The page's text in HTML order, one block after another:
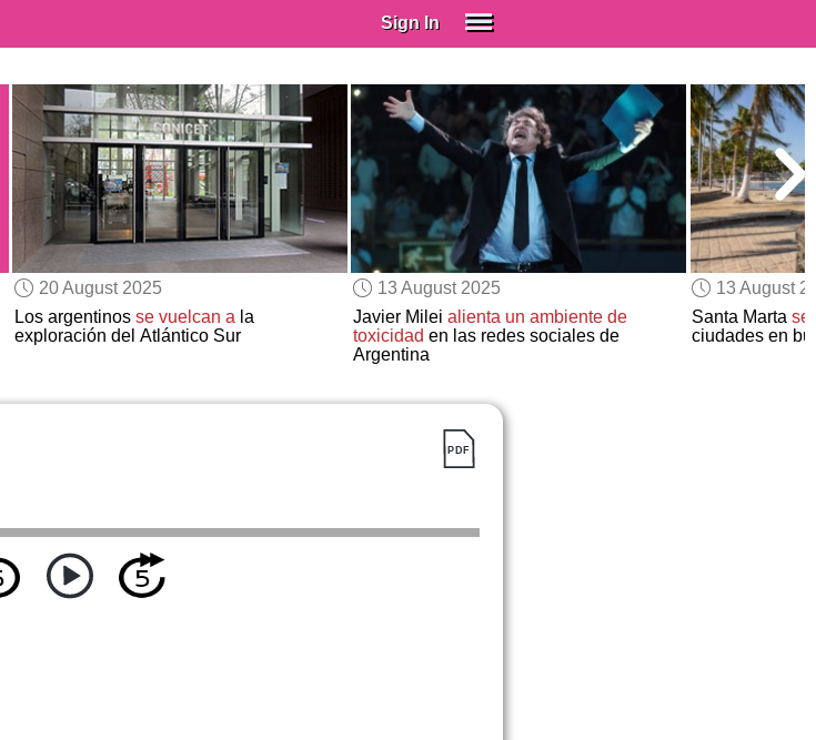
Sign In
Spanish (Spain)
Spanish (Latino)
SUBSCRIBE
EDUCATIONAL LICENSES
GIFT CARDS
OTHER LANGUAGES
ABOUT US
20 August 2025
Los argentinos se vuelcan ala
exploración del Atlántico Sur
13 August 2025
Javier Milei alienta un ambiente de
toxicidad en las redes sociales de
Argentina
13 August
Santa Martase
ciudades en